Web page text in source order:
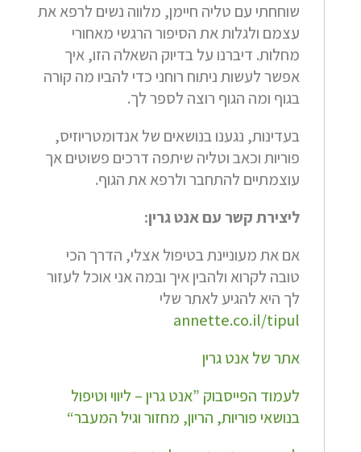
שוחחתי עם טליה חיימן, מלווה נשים לרפא את
עצמם ולגלות את הסיפור הרגשי מאחורי
מחלות. דיברנו על בדיוק השאלה הזו, איך
אפשר לעשות ניתוח רוחני כדי להביו מה קורה
בגוף ומה הגוף רוצה לספר לך.
בעדינות, נגענו בנושאים של אנדומטריוזיס,
פוריות וכאב וטליה שיתפה דרכים פשוטים אך
עוצמתיים להתחבר ולרפא את הגוף.
ליצירת קשר עם אנט גרין:
אם את מעוניינת בטיפול אצלי, הדרך הכי
טובה לקרוא ולהבין איך ובמה אני אוכל לעזור
לך היא להגיע לאתר שלי
annette.co.il/tipul
אתר של אנט גרין
לעמוד הפייסבוק ”אנט גרין – ליווי וטיפול
בנושאי פוריות, הריון, מחזור וגיל המעבר“